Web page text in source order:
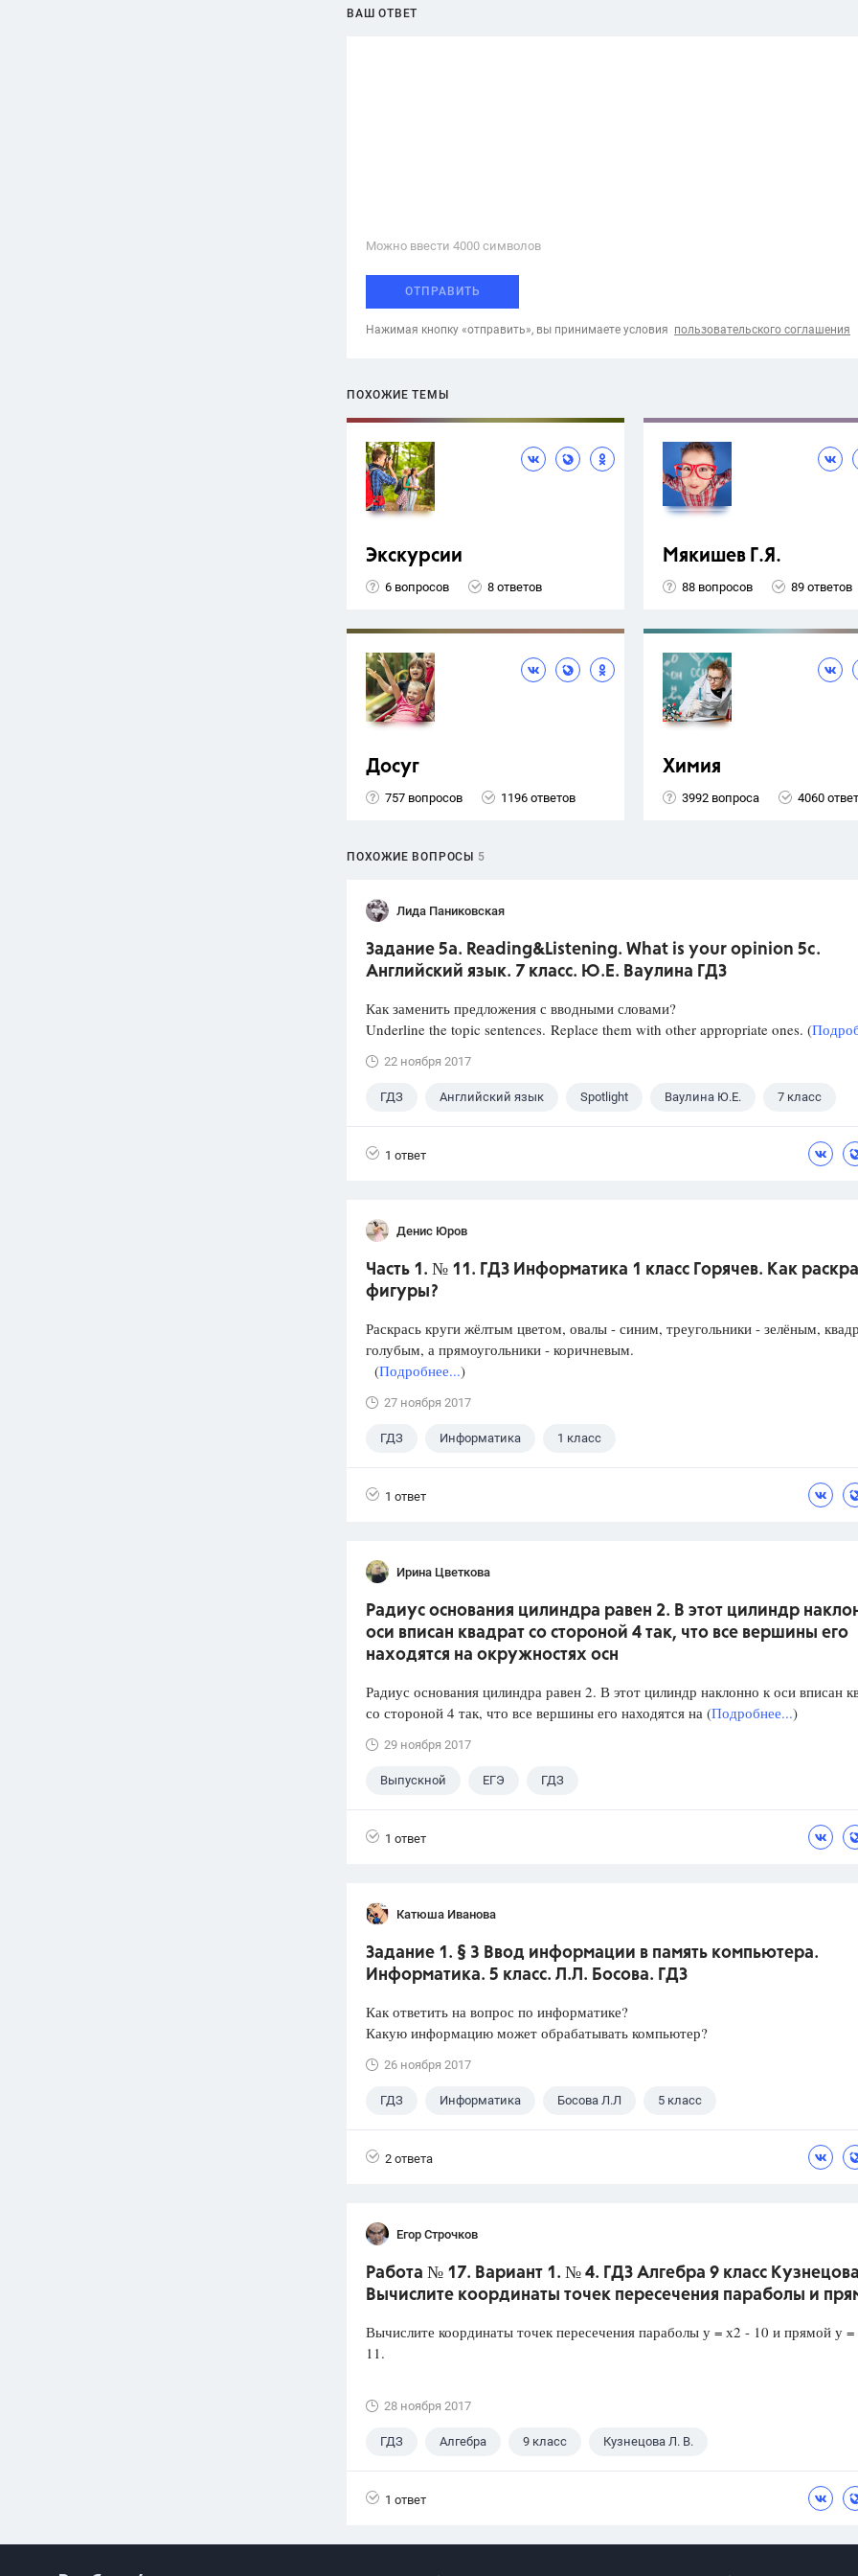
ВАШ ОТВЕТ
Можно ввести 4000 cимволов
ОТПРАВИТЬ
Нажимая кнопку «отправить», вы принимаете условия пользовательского соглашения
ПОХОЖИЕ ТЕМЫ
Экскурсии
6 вопросов 8 ответов
Мякишев Г.Я.
88 вопросов 89 ответов
Досуг
757 вопросов 1196 ответов
Химия
3992 вопроса 4060
ПОХОЖИЕ ВОПРОСЫ 5
Лида Паниковская
Задание 5a. Reading&Listening. What is your opinion 5c.
Английский язык. 7 класс. Ю.Е. Ваулина ГДЗ
Как заменить предложения с вводными словами?
Underline the topic sentences. Replace them with other appropriate ones. (
22 ноября 2017
ГДЗ Английский язык Spotlight Ваулина Ю.Е. 7 класс
1 ответ
Денис Юров
Часть 1. № 11. ГДЗ Информатика 1 класс Горячев. Как
фигуры?
Раскрась круги жёлтым цветом, овалы - синим, треугольники - зелёным,
голубым, а прямоугольники - коричневым.
(Подробнее...)
27 ноября 2017
ГДЗ Информатика 1 класс
1 ответ
Ирина Цветкова
Радиус основания цилиндра равен 2. В этот цилиндр
оси вписан квадрат со стороной 4 так, что все вершины его
находятся на окружностях осн
Радиус основания цилиндра равен 2. В этот цилиндр наклонно к оси вписан
со стороной 4 так, что все вершины его находятся на (Подробнее...)
29 ноября 2017
Выпускной ЕГЭ ГДЗ
1 ответ
Катюша Иванова
Задание 1. § 3 Ввод информации в память компьютера.
Информатика. 5 класс. Л.Л. Босова. ГДЗ
Как ответить на вопрос по информатике?
Какую информацию может обрабатывать компьютер?
26 ноября 2017
ГДЗ Информатика Босова Л.Л 5 класс
2 ответа
Егор Строчков
Работа № 17. Вариант 1. № 4. ГДЗ Алгебра 9 класс
Вычислите координаты точек пересечения параболы и
Вычислите координаты точек пересечения параболы у = х2 - 10 и прямой у
11.
28 ноября 2017
ГДЗ Алгебра 9 класс Кузнецова Л. В.
1 ответ